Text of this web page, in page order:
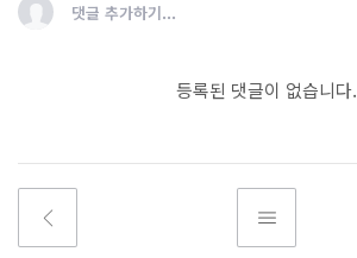
댓글 추가하기...
등록된 댓글이 없습니다.